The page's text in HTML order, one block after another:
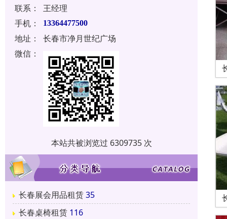
联系：
王经理
手机：
13364477500
地址：
长春市净月世纪广场
微信：
本站共被浏览过 6309735 次
长春展会用品租赁35
长春桌椅租赁 116